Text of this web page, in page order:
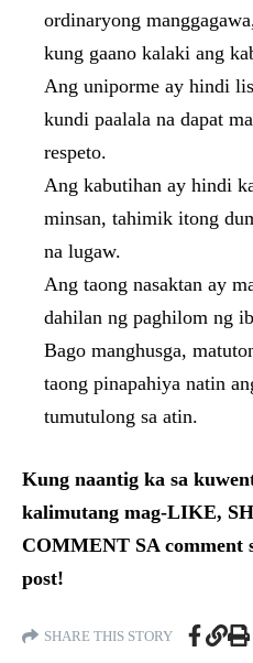
ordinaryong
kung gaano kalaki ang
Ang uniporme ay hindi
kundi paalala na dapat
respeto.
Ang kabutihan ay hindi
minsan, tahimik itong
na lugaw.
Ang taong nasaktan ay
dahilan ng paghilom ng
Bago manghusga,
taong pinapahiya natin
tumutulong sa atin.
Kung naantig ka sa
kalimutang mag-LIKE,
COMMENT SA comment
post!
SHARE THIS STORY